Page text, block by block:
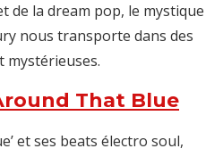
de la dream pop, le mystique
nous transporte dans des
mystérieuses.
That Blue
et ses beats électro soul,